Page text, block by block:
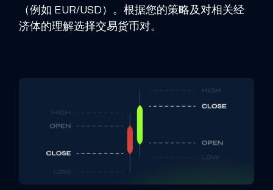
（例如 EUR/USD）。根据您的策略及对相关经
济体的理解选择交易货币对。